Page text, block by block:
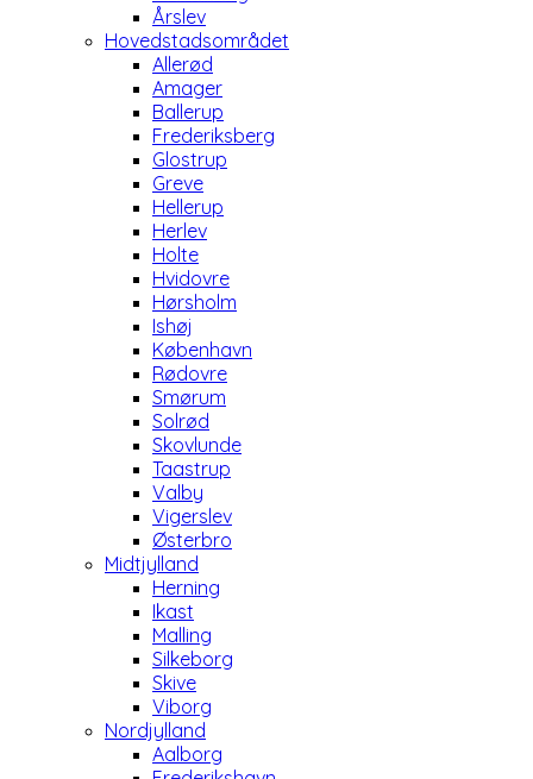
Årslev
Hovedstadsområdet
Allerød
Amager
Ballerup
Frederiksberg
Glostrup
Greve
Hellerup
Herlev
Holte
Hvidovre
Hørsholm
Ishøj
København
Rødovre
Smørum
Solrød
Skovlunde
Taastrup
Valby
Vigerslev
Østerbro
Midtjylland
Herning
Ikast
Malling
Silkeborg
Skive
Viborg
Nordjylland
Aalborg